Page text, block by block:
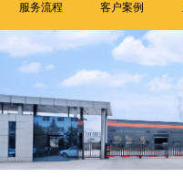
服务流程 客户案例